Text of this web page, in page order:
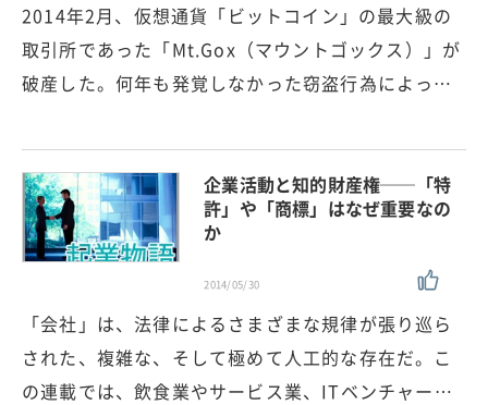
2014年2月、仮想通貨「ビットコイン」の最大級の
取引所であった「Mt.Gox（マウントゴックス）」が
破産した。何年も発覚しなかった窃盗行為によっ…
企業活動と知的財産権──「特
許」や「商標」はなぜ重要なの
か
2014/05/30
「会社」は、法律によるさまざまな規律が張り巡ら
された、複雑な、そして極めて人工的な存在だ。こ
の連載では、飲食業やサービス業、ITベンチャー…